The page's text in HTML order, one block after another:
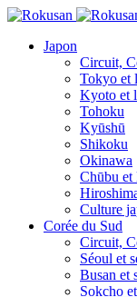
Japon
Circuit,
Tokyo et
Kyoto et
Tohoku
Kyūshū
Shikoku
Okinawa
Chūbu et
Culture
Corée du Sud
Circuit,
Séoul et
Busan et
Sokcho